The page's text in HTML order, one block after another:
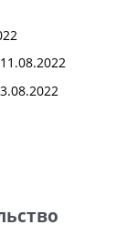
11.08.2022